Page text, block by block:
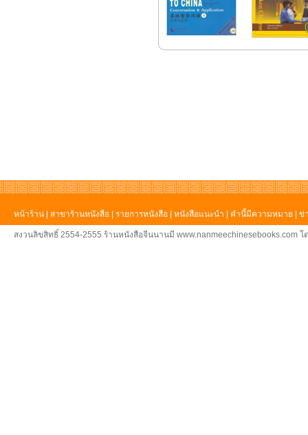
หน้าร้าน สาขาร้านหนังสือ รายการหนังสือ หนังสือแนะนำ คำนี้มีความหมาย ข่
สงวนลิขสิทธิ์ 2554-2555 ร้านหนังสือจีนนานมี www.nanmeechinesebooks.com